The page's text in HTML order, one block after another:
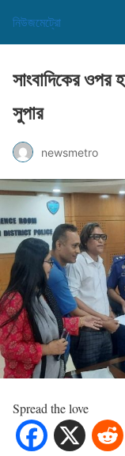
নিউজমেট্রো
সাংবাদিকের ওপর
সুপার
newsmetro
Spread the love